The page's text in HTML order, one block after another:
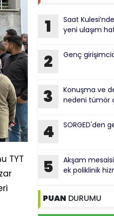
TYT
1
Saat
yeni ulaşım
2 Genç
3
Konuşma ve
nedeni tümör
4 SORGED'den
5
Akşam
ek poliklinik
PUAN DURUMU